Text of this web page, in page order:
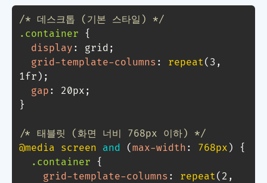
/* 데스크톱 (기본 스타일) */
.container
{
display : grid ;
grid-template-columns : repeat( 3 ,
1fr ) ;
gap : 20px ;
}
/* 태블릿 (화면 너비 768px 이하) */
@media screen and (max-width : 768px )
{
.container
{
grid-template-columns : repeat( 2 ,